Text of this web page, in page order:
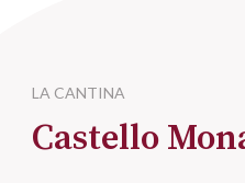
LA CANTINA
Castello